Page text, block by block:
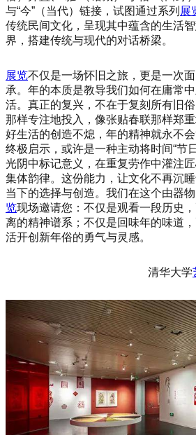
与“今”（当代）链接，试图通过系列 展
传统民间文化，呈现其中蕴含的生活
界，搭建传统与现代的对话桥梁。
展览不仅是一场怀旧之旅，更是一次
承。年的本质是教导我们如何在庸常
活。真正的复兴，不在于复刻所有旧
那样专注地投入，像张贴春联那样郑
好生活的创造不熄，年的精神就永不会
终极启示，或许是一种主动将时间“
光阴中标记意义，在重复劳作中灌注
集体韵律。这份能力，让文化不再沉
当下的选择与创造。我们在这个由器
览现场邀请您：不仅是观看一段历史
离的精神谱系；不仅是回味年的味道
活开创新年俗的勇气与灵感。
清华大学